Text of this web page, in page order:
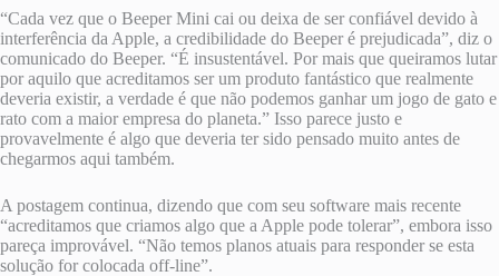
“Cada vez que o Beeper Mini cai ou deixa de ser confiável devido à
interferência da Apple, a credibilidade do Beeper é prejudicada”, diz o
comunicado do Beeper. “É insustentável. Por mais que queiramos lutar
por aquilo que acreditamos ser um produto fantástico que realmente
deveria existir, a verdade é que não podemos ganhar um jogo de gato e
rato com a maior empresa do planeta.” Isso parece justo e
provavelmente é algo que deveria ter sido pensado muito antes de
chegarmos aqui também.
A postagem continua, dizendo que com seu software mais recente
“acreditamos que criamos algo que a Apple pode tolerar”, embora isso
pareça improvável. “Não temos planos atuais para responder se esta
solução for colocada off-line”.